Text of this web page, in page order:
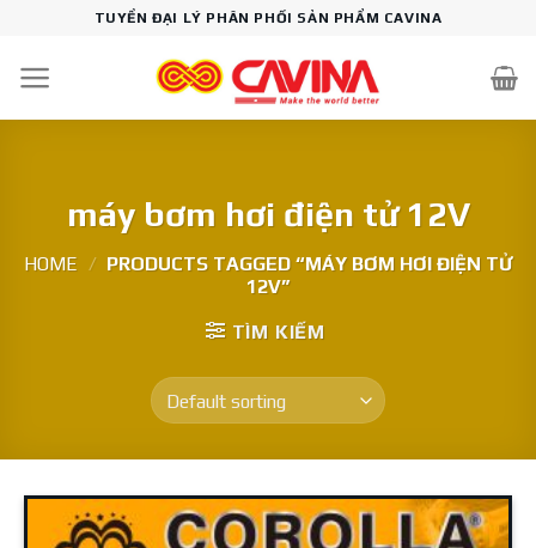
content
TUYỂN ĐẠI LÝ PHÂN PHỐI SẢN PHẨM CAVINA
máy bơm hơi điện tử 12V
HOME / PRODUCTS TAGGED “MÁY BƠM HƠI ĐIỆN TỬ
12V”
TÌM KIẾM